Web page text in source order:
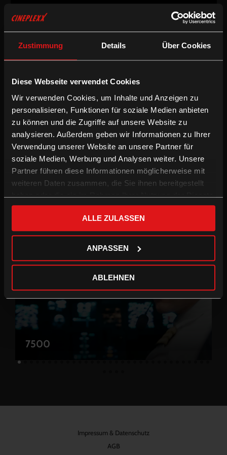
Zustimmung Details Über Cookies
Diese Webseite verwendet Cookies
Wir verwenden Cookies, um Inhalte und Anzeigen zu
personalisieren, Funktionen für soziale Medien anbieten
zu können und die Zugriffe auf unsere Website zu
analysieren. Außerdem geben wir Informationen zu Ihrer
Verwendung unserer Website an unsere Partner für
soziale Medien, Werbung und Analysen weiter. Unsere
Partner führen diese Informationen möglicherweise mit
weiteren Daten zusammen, die Sie ihnen bereitgestellt
haben oder die sie im Rahmen Ihrer Nutzung der Dienste
gesammelt haben.
ALLE ZULASSEN
ANPASSEN
ABLEHNEN
Dokumentarfilm
92min
AT / FR / BE
Regie:
Robert Schabus
Kamera:Lukas Gnaiger
Schnitt:Paul Michael Sedlacek, Robert Schabus
Die Bäuerinnen und Bauern produzieren die Lebensmittel. Der
Handel vertreibt die Lebensmittel. Wir alle kaufen die
Lebensmittel. Man möchte meinen, alle in diesem Kreislauf
profitieren von diesem Verhältnis untereinander. Die Realität in
der Landwirtschaft, in der Agrarpolitik und im Handel stellt sich
7500
Impressum & Datenschutz
AGB